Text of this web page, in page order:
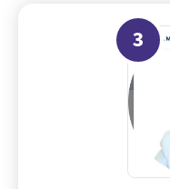
3